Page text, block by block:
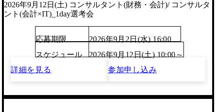
2026年9月12日(土) コンサルタント(財務・会計)/ コンサルタ
ント(会計×IT)_1day選考会
応募期限
2026年9月2日(水) 16:00
スケジュール
2026年9月12日(土) 10:00～
詳細を見る
参加申し込み